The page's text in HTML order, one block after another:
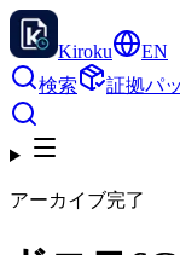
Kiroku
EN
検索
証拠パ
アーカイブ完了